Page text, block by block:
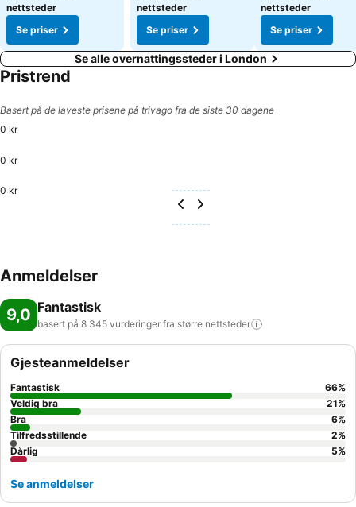
nettsteder
Se priser
nettsteder
Se priser
nettsteder
Se priser
Se alle overnattingssteder i London
Pristrend
Basert på de laveste prisene på trivago fra de siste 30 dagene
0 kr
0 kr
0 kr
Anmeldelser
9,0 Fantastisk
basert på 8 345 vurderinger fra større nettsteder
Gjesteanmeldelser
Fantastisk 66%
Veldig bra
21%
Bra
6%
Tilfredsstillende
2%
Dårlig
5%
Se anmeldelser